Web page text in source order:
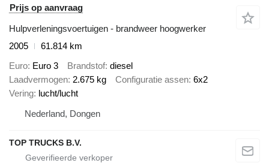
Prijs op aanvraag
Hulpverleningsvoertuigen - brandweer hoogwerker
2005
61.814 km
Euro Euro 3 Brandstof diesel
Laadvermogen 2.675 kg Configuratie assen 6x2
Vering lucht/lucht
Nederland, Dongen
TOP TRUCKS B.V.